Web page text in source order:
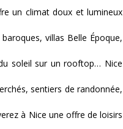
un climat doux et lumineux
villas Belle Époque,
soleil sur un rooftop… Nice
sentiers de randonnée,
à Nice une offre de loisirs